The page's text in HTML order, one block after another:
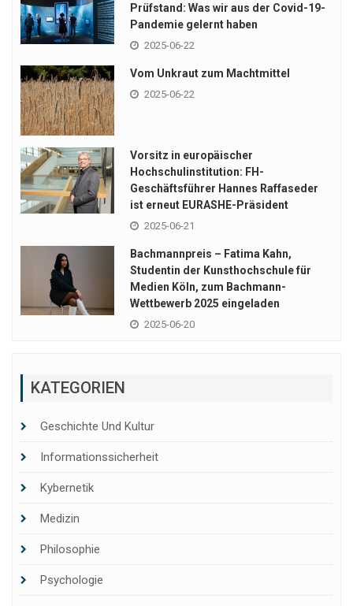
Prüfstand: Was wir aus der Covid-19-
Pandemie gelernt haben
2025-06-22
Vom Unkraut zum Machtmittel
2025-06-22
Vorsitz in europäischer
Hochschulinstitution: FH-
Geschäftsführer Hannes Raffaseder
ist erneut EURASHE-Präsident
2025-06-21
Bachmannpreis – Fatima Kahn,
Studentin der Kunsthochschule für
Medien Köln, zum Bachmann-
Wettbewerb 2025 eingeladen
2025-06-20
KATEGORIEN
Geschichte Und Kultur
Informationssicherheit
Kybernetik
Medizin
Philosophie
Psychologie